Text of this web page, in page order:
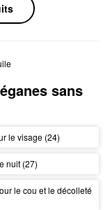
sans
le visage (24)
nuit (27)
le cou et le décolleté